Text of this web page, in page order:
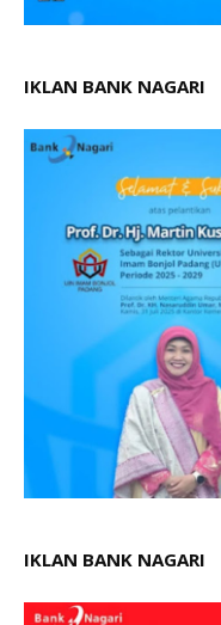
IKLAN BANK NAGARI
IKLAN BANK NAGARI